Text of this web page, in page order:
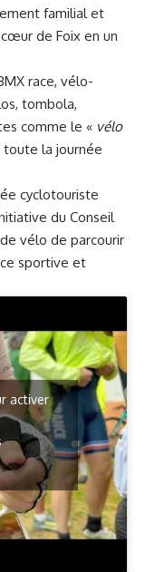
familial et
de Foix en un
race, vélo-
tombola,
comme le « vélo
la journée
cyclotouriste
du Conseil
vélo de parcourir
sportive et
activer